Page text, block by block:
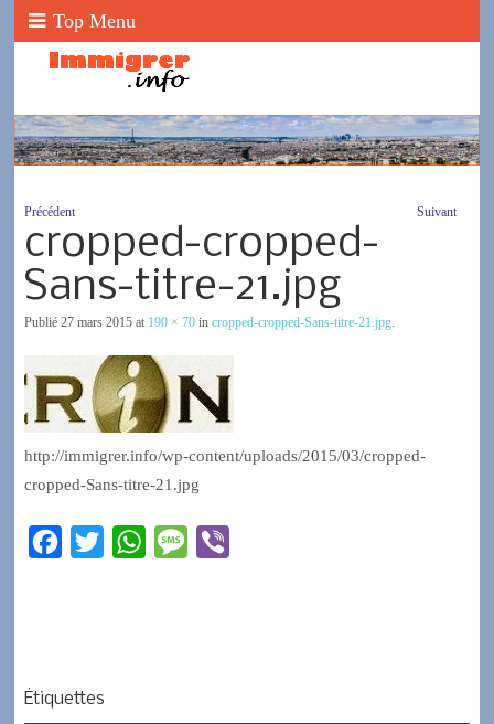
Top Menu
Précédent Suivant
cropped-cropped-
Sans-titre-21.jpg
Publié 27 mars 2015at 190 × 70in cropped-cropped-Sans-titre-21.jpg.
http://immigrer.info/wp-content/uploads/2015/03/cropped-
cropped-Sans-titre-21.jpg
o
e
W
M
Étiquettes